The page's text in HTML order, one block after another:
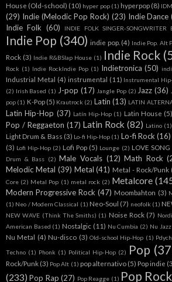
House (Old-school) (10) hyper pop (1) hyperpop (8) IDM
(29) Indie (Melodic Pop Rock) (23) Indie Dance
Indie Folk (60) INDIE FOLK SINGER-
Indie Pop (340) indie pop. (4) Indie Pop. Alt
Rock (3) Indie R&BSlap House (1) Indie Rock
Rock (1) Indie RockIndie Pop (1) Indietronica (50)
Industrial Metal (4) instrumental (11) Instrumental
(2) Irish Based (1) J-pop (17) Jangle Pop (2) Jazz (36)
pop (1) K-Pop (5) Krautrock (2) Latin (13) LATIN
Latin Hip-Hop (37) Latín Hip-Hop (1) Latin House (5)
Pop / Reggaeton (17) Latin Rock (82) Latino (1)
Light Drum & Bass (3) Lo-fi Hip-Hop (1) Lo-fi Rock (16)
(3) Lofi Hip-Hop (2) Lofi Pop (5) Lounge (2) LOVE SONG
Drum & Bass (2) Male Vocals (12) Math Rock
Melodic Metal (39) Metal (41) Metal - Rock/Punk
Core (2) Metal Pop (1) metal rock (2) Metalcore
Modern Progressive Rock (47) Moombahton (3)
(1) Neo / Modern Classical (1) Neo-Soul (7) neofolk (1)
NEW WAVE (Think The Smiths) (1) Noise Rock (7)
American Based (1) Nostalgic (11) Nu Cumbia (2) Nu Jazz
Nu Metal (4) Nu-disco (3) Old-school Hip-Hop (1)
Techno (1) Phonk (1) Political Hip-Hop (2) Pop
Rock/Punk (3) Pop Alt (1) pop alternativo (5) Pop indie
(233) Pop Rap (27) Pop Reagge (1) Pop Rock